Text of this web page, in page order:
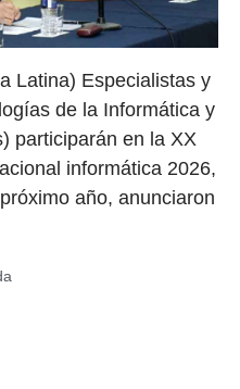
Latina) Especialistas y
de la Informática y
participarán en la XX
informática 2026,
año, anunciaron